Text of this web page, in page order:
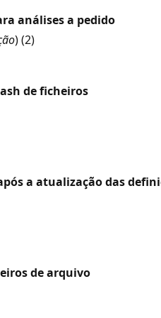
análises a pedido
) (2)
de ficheiros
a atualização das
de arquivo